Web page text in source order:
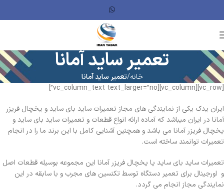
تعمیر ساید آمانا
خانه تعمیر ساید آمانا
[vc_row][vc_column][vc_column_text text_larger=”no”]
ایران یدک یکی از نمایندگی های مجاز تعمیرات ساید بای ساید و یخچال فریزر
آمانا در ایران میباشد که آماده ارائه انواع قطعات و تعمیرات ساید بای ساید و
یخچال فریزر آمانا می باشد و همچنین آشنایی کامل با این برند ما را در انجام
تعمیرات توانمند ساخته است.
تعمیرات ساید بای ساید یا یخچال فریزر آمانا این مجموعه بوسیله قطعات اصل
و اورجینال برای تعمیر دستگاه توسط تکنسین های مجرب و با سابقه در این
نمایندگی مجاز انجام می گردد.